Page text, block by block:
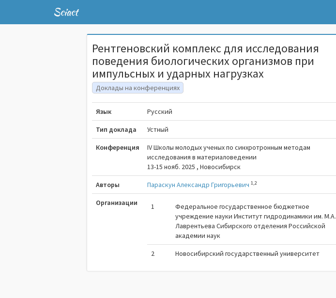
Sciact
Рентгеновский комплекс для исследования
поведения биологических организмов при
импульсных и ударных нагрузках
Доклады на конференциях
Язык Русский
Тип доклада Устный
Конференция
IV Школы молодых ученых по синхротронным методам
исследования в материаловедении
13-15 нояб. 2025 , Новосибирск
Авторы Параскун Александр Григорьевич 1,2
Организации 1
Федеральное государственное бюджетное
учреждение науки Институт гидродинамики им. М.А.
Лаврентьева Сибирского отделения Российской
академии наук
2 Новосибирский государственный университет